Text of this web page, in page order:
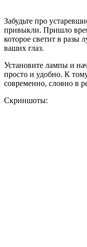
Забудьте про
привыкли. Пришло
которое светит в разы
ваших глаз.
Установите лампы и
просто и удобно. К
современно, словно в
Скриншоты: